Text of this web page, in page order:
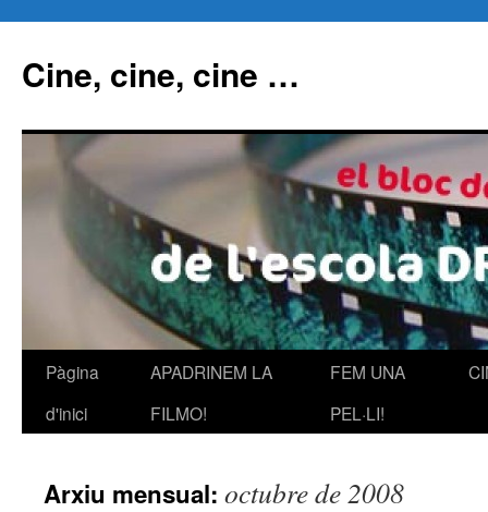
Cine, cine, cine …
Vés
Pàgina
d'inici
APADRINEM LA
FILMO!
FEM UNA
PEL·LI!
Arxiu mensual: octubre de 2008